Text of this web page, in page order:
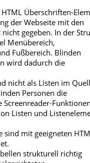
Überschriften-
der Webseite mit den
gegeben. In der
Menübereich,
Fußbereich. Blinden
wird dadurch die
nicht als Listen im
Personen die
Screenreader-
Listen und
sind mit geeigneten
strukturell richtig